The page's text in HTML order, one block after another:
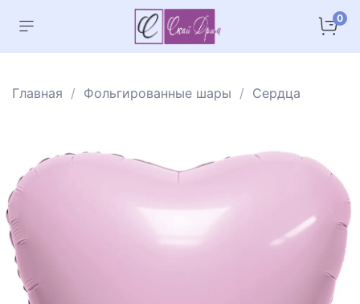
0
Главная Фольгированные шары Сердца